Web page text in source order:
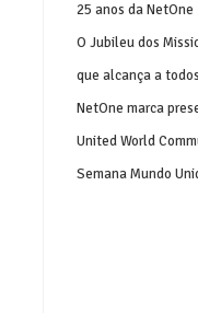
25 anos da NetOne
O Jubileu dos
que alcança a todos
NetOne marca
United World
Semana Mundo